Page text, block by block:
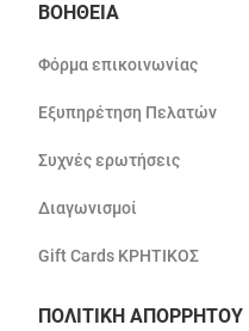
ΒΟΗΘΕΙΑ
Φόρμα επικοινωνίας
Εξυπηρέτηση Πελατών
Συχνές ερωτήσεις
Διαγωνισμοί
Gift Cards ΚΡΗΤΙΚΟΣ
ΠΟΛΙΤΙΚΗ ΑΠΟΡΡΗΤΟΥ